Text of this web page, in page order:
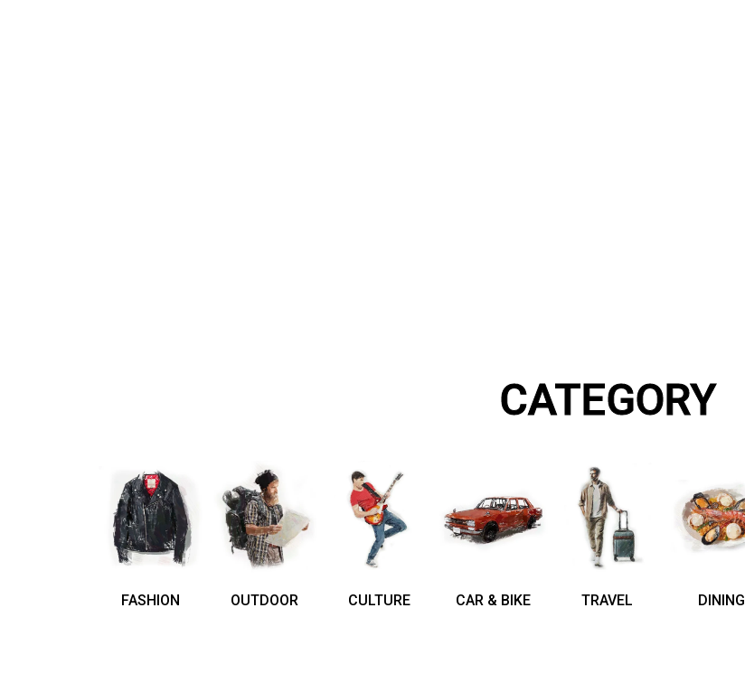
CATEGORY
FASHION OUTDOOR CULTURE CAR & BIKE TRAVEL DINING